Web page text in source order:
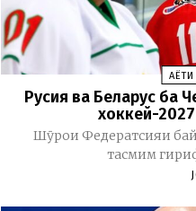
Русия ва Беларус ба
хоккей-
Шӯрои Федератсияи
тасмим